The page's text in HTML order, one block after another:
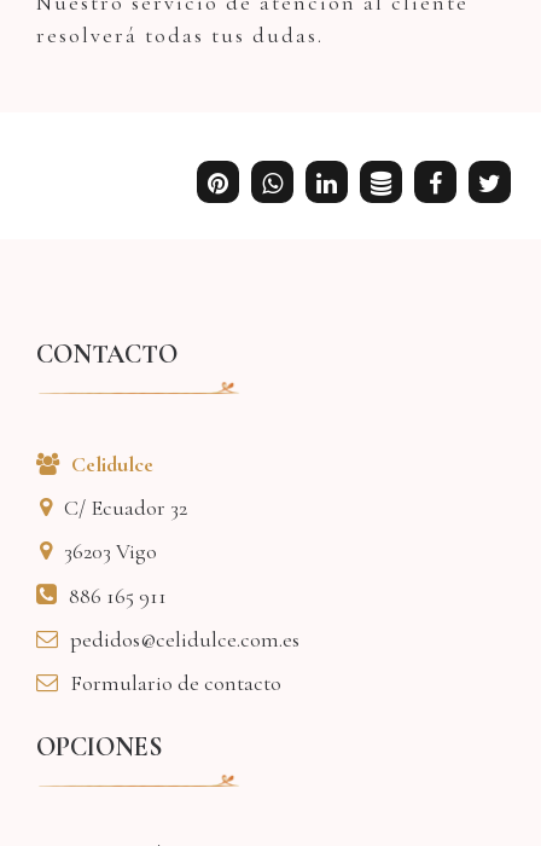
resolverá todas tus dudas.
CONTACTO
Celidulce
C/ Ecuador 32
36203 Vigo
886 165 911
pedidos@celidulce.com.es
Formulario de contacto
OPCIONES